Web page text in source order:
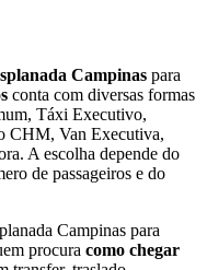
Campinas para
conta com diversas formas
Táxi Executivo,
CHM, Van Executiva,
A escolha depende do
de passageiros e do
Campinas para
procura como chegar